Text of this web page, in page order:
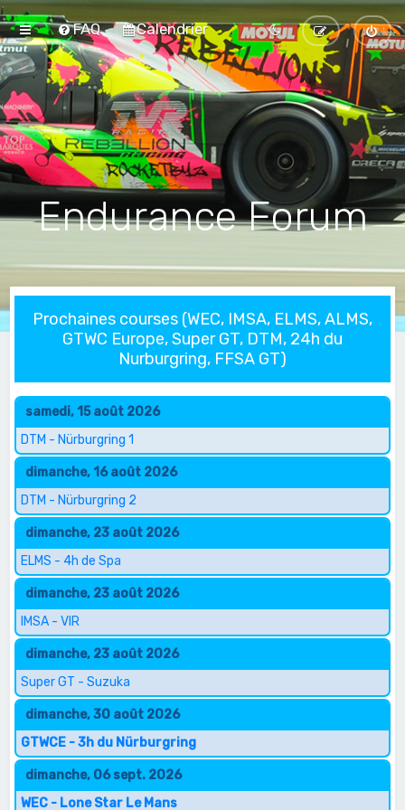
FAQ Calendrier
Endurance Forum
Prochaines courses (WEC, IMSA, ELMS, ALMS,
GTWC Europe, Super GT, DTM, 24h du
Nurburgring, FFSA GT)
samedi, 15 août 2026
DTM - Nürburgring 1
dimanche, 16 août 2026
DTM - Nürburgring 2
dimanche, 23 août 2026
ELMS - 4h de Spa
dimanche, 23 août 2026
IMSA - VIR
dimanche, 23 août 2026
Super GT - Suzuka
dimanche, 30 août 2026
GTWCE - 3h du Nürburgring
dimanche, 06 sept. 2026
WEC - Lone Star Le Mans